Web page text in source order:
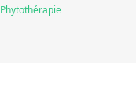
Phytothérapie